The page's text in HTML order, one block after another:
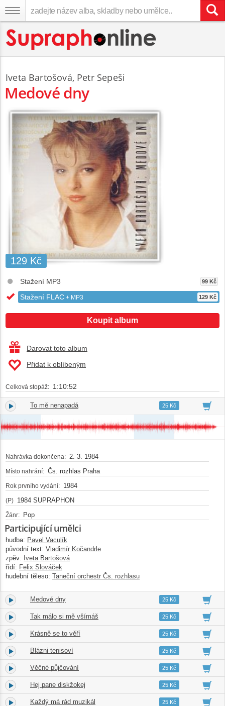
Iveta Bartošová, Petr Sepeši
Medové dny
129 Kč
Stažení MP3 99 Kč
Stažení FLAC + MP3 129 Kč
Koupit album
Darovat toto album
Přidat k oblíbeným
Celková stopáž: 1:10:52
1. To mě nenapadá 02:4625 Kč
Nahrávka dokončena: 2. 3. 1984
Místo nahrání: Čs. rozhlas Praha
Rok prvního vydání: 1984
(P) 1984 SUPRAPHON
Žánr: Pop
Participující umělci
hudba: Pavel Vaculík
původní text: Vladimír Kočandrle
zpěv: Iveta Bartošová
řídí: Felix Slováček
hudební těleso: Taneční orchestr Čs. rozhlasu
2. Medové dny 04:1925 Kč
3. Tak málo si mě všímáš 04:0325 Kč
4. Krásně se to věří 03:1225 Kč
5. Blázni tenisoví 03:0125 Kč
6. Věčné půjčování 03:1325 Kč
7. Hej pane diskžokej 03:4225 Kč
8. Každý má rád muzikál 03:5125 Kč